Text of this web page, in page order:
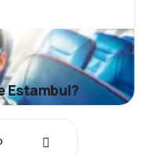
Estambul?